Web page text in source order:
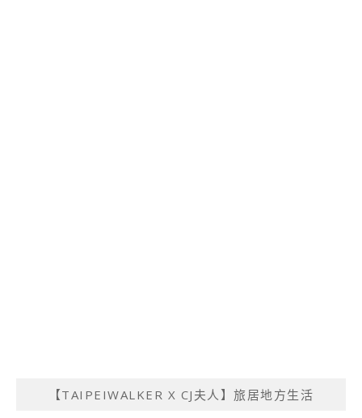
【TAIPEIWALKER X CJ夫人】旅居地方生活